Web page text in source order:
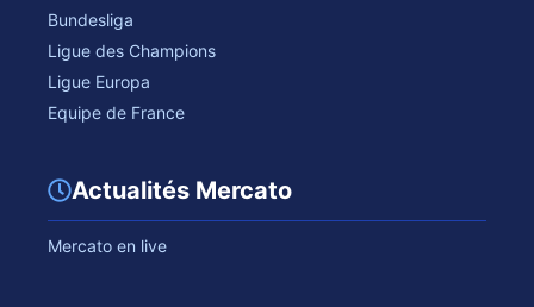
Bundesliga
Ligue des Champions
Ligue Europa
Equipe de France
Actualités Mercato
Mercato en live